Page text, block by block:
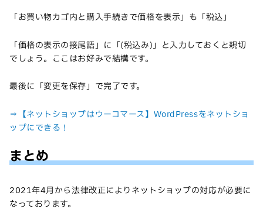
「お買い物カゴ内と購入手続きで価格を表示」も「税込」
「価格の表示の接尾語」に「(税込み)」と入力しておくと親切
でしょう。ここはお好みで結構です。
最後に「変更を保存」で完了です。
⇒【ネットショップはウーコマース】WordPressをネットショ
ップにできる！
まとめ
2021年4月から法律改正によりネットショップの対応が必要に
なっております。